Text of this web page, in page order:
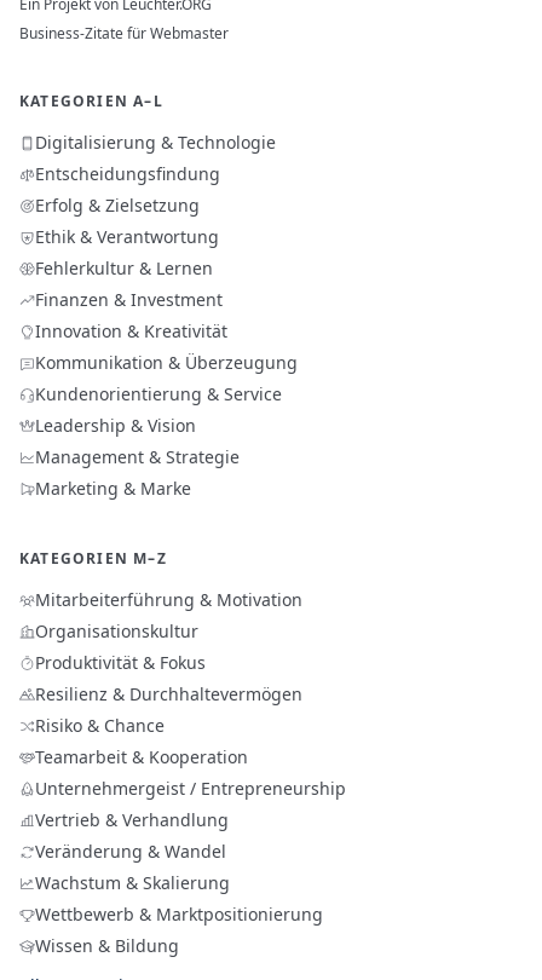
Ein Projekt von Leuchter.ORG
Business-Zitate für Webmaster
KATEGORIEN A–L
Digitalisierung & Technologie
Entscheidungsfindung
Erfolg & Zielsetzung
Ethik & Verantwortung
Fehlerkultur & Lernen
Finanzen & Investment
Innovation & Kreativität
Kommunikation & Überzeugung
Kundenorientierung & Service
Leadership & Vision
Management & Strategie
Marketing & Marke
KATEGORIEN M–Z
Mitarbeiterführung & Motivation
Organisationskultur
Produktivität & Fokus
Resilienz & Durchhaltevermögen
Risiko & Chance
Teamarbeit & Kooperation
Unternehmergeist / Entrepreneurship
Vertrieb & Verhandlung
Veränderung & Wandel
Wachstum & Skalierung
Wettbewerb & Marktpositionierung
Wissen & Bildung